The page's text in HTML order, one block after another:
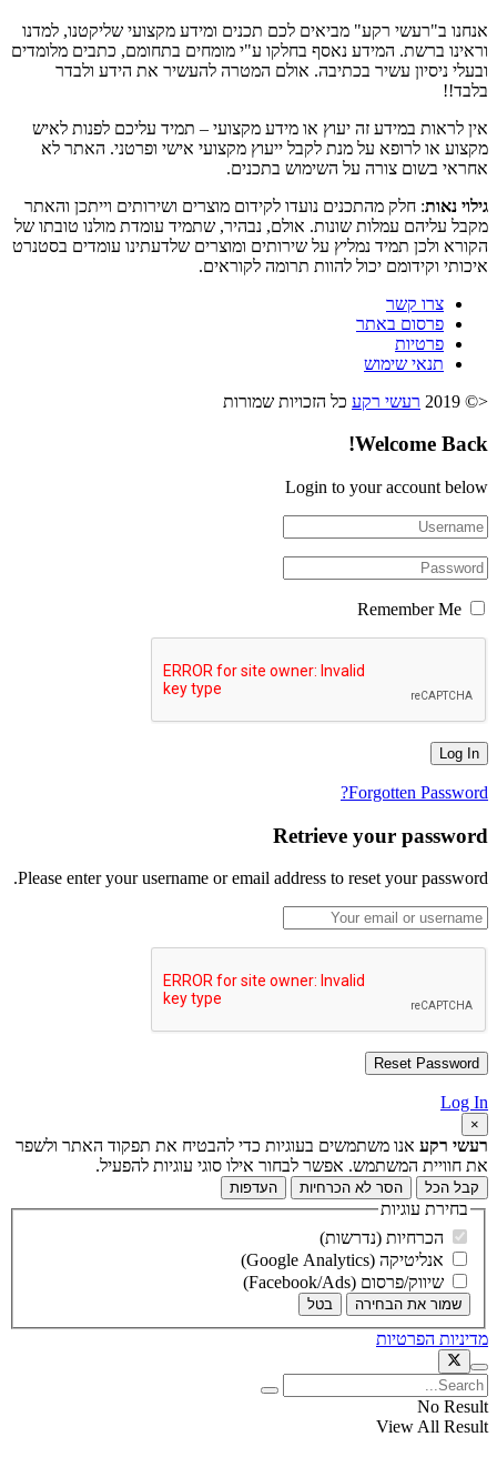
אנחנו ב"רעשי רקע" מביאים לכם תכנים ומידע מקצועי שליקטנו, למדנו
וראינו ברשת. המידע נאסף בחלקו ע"י מומחים בתחומם, כתבים מלומדים
ובעלי ניסיון עשיר בכתיבה. אולם המטרה להעשיר את הידע ולבדר
בלבד!!
אין לראות במידע זה יעוץ או מידע מקצועי – תמיד עליכם לפנות לאיש
מקצוע או לרופא על מנת לקבל ייעוץ מקצועי אישי ופרטני. האתר לא
אחראי בשום צורה על השימוש בתכנים.
גילוי נאות: חלק מהתכנים נועדו לקידום מוצרים ושירותים וייתכן והאתר
מקבל עליהם עמלות שונות. אולם, נבהיר, שתמיד עומדת מולנו טובתו של
הקורא ולכן תמיד נמליץ על שירותים ומוצרים שלדעתינו עומדים בסטנרט
איכותי וקידומם יכול להוות תרומה לקוראים.
צרו קשר
פרסום באתר
פרטיות
תנאי שימוש
<© 2019
רעשי רקע כל הזכויות שמורות
Welcome Back!
Login to your account below
Remember Me
Forgotten Password?
Retrieve your password
Please enter your username or email address to reset your password.
Log In
×
רעשי רקע אנו משתמשים בעוגיות כדי להבטיח את תפקוד האתר ולשפר
את חוויית המשתמש. אפשר לבחור אילו סוגי עוגיות להפעיל.
קבל הכל הסר לא הכרחיות העדפות
בחירת עוגיות
הכרחיות (נדרשות)
אנליטיקה (Google Analytics)
שיווק/פרסום (Facebook/Ads)
שמור את הבחירה בטל
מדיניות הפרטיות
No Result
View All Result